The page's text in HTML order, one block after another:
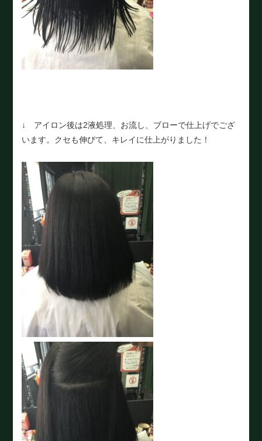
↓ アイロン後は2液処理、お流し、ブローで仕上げでござ
います。クセも伸びて、キレイに仕上がりました！